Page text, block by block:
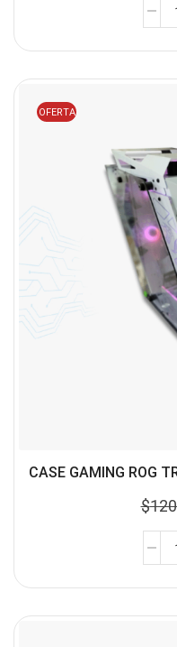
OFERTA
CASE GAMING ROG
$